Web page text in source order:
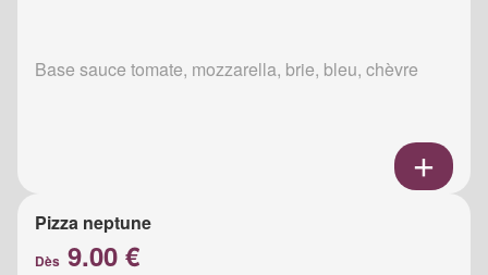
Base sauce tomate, mozzarella, brie, bleu, chèvre
Pizza neptune
Dès 9.00 €